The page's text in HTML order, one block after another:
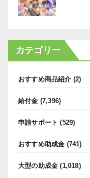
カテゴリー
おすすめ商品紹介 (2)
給付金 (7,396)
申請サポート (529)
おすすめ助成金 (741)
大型の助成金 (1,018)